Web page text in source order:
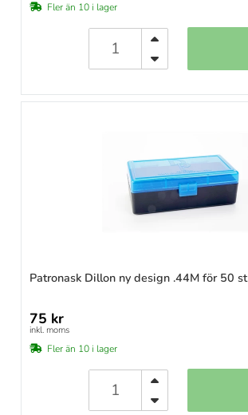
Fler än 10 i lager
Patronask Dillon ny design .44M för 50 st
75 kr
inkl. moms
Fler än 10 i lager